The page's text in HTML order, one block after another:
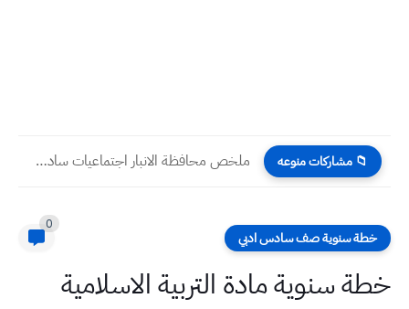
📁 مشاركات منوعه ملخص محافظة الانبار اجتماعيات سادس ابتدائي مع حل الاسئلة كاملة
خطة سنوية صف سادس ادبي
0
خطة سنوية مادة التربية الاسلامية